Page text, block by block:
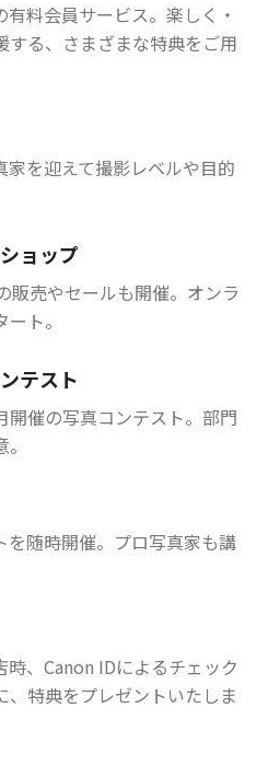
料会員サービス。楽しく・
する、さまざまな特典をご用
家を迎えて撮影レベルや目的
ョップ
販売やセールも開催。オンラ
ト。
テスト
開催の写真コンテスト。部門
を随時開催。プロ写真家も講
、Canon IDによるチェック
特典をプレゼントいたしま